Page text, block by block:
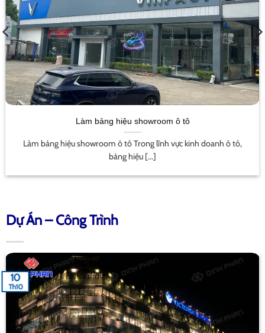
Làm bảng hiệu showroom ô tô
Làm bảng hiệu showroom ô tô Trong lĩnh vực kinh doanh ô tô,
bảng hiệu [...]
Dự Án – Công Trình
10
Th10